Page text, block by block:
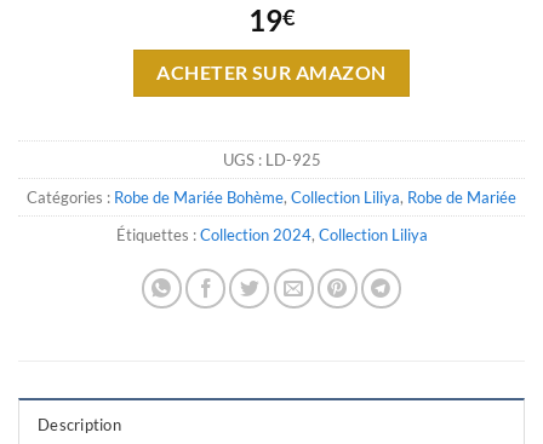
19€
ACHETER SUR AMAZON
UGS : LD-925
Catégories : Robe de Mariée Bohème, Collection Liliya, Robe de Mariée
Étiquettes :Collection 2024, Collection Liliya
Description